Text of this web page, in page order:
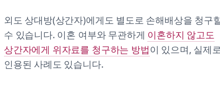
외도 상대방(상간자)에게도 별도로 손해배상을 청구
수 있습니다. 이혼 여부와 무관하게 이혼하지 않고도
상간자에게 위자료를 청구하는 방법이 있으며, 실제
인용된 사례도 있습니다.